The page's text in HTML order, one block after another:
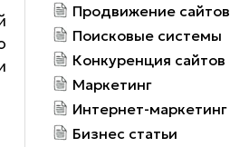
Продвижение сайтов
Поисковые системы
Конкуренция сайтов
Маркетинг
Интернет-маркетинг
Бизнес статьи